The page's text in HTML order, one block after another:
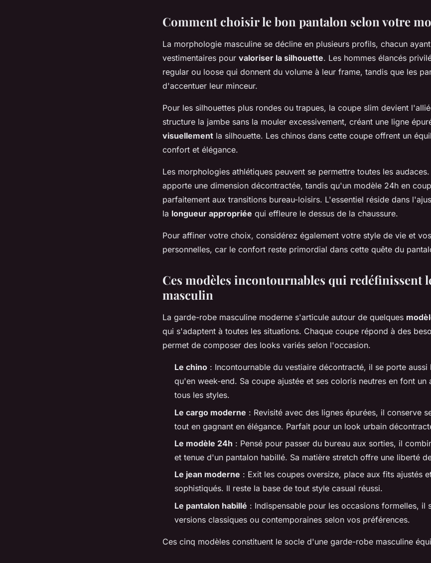
Comment choisir le bon pantalon selon votre
La morphologie masculine se décline en plusieurs profils, chacun
vestimentaires pour valoriser la silhouette. Les hommes élancés
regular ou loose qui donnent du volume à leur frame, tandis que les
d'accentuer leur minceur.
Pour les silhouettes plus rondes ou trapues, la coupe slim devient
structure la jambe sans la mouler excessivement, créant une ligne
visuellement la silhouette. Les chinos dans cette coupe offrent un
confort et élégance.
Les morphologies athlétiques peuvent se permettre toutes les
apporte une dimension décontractée, tandis qu'un modèle 24h en
parfaitement aux transitions bureau-loisirs. L'essentiel réside dans
la longueur appropriée qui effleure le dessus de la chaussure.
Pour affiner votre choix, considérez également votre style de vie et
personnelles, car le confort reste primordial dans cette quête du
Ces modèles incontournables qui redéfinissent
masculin
La garde-robe masculine moderne s'articule autour de quelques
qui s'adaptent à toutes les situations. Chaque coupe répond à des
permet de composer des looks variés selon l'occasion.
Le chino : Incontournable du vestiaire décontracté, il se porte aussi
qu'en week-end. Sa coupe ajustée et ses coloris neutres en font
tous les styles.
Le cargo moderne : Revisité avec des lignes épurées, il conserve
tout en gagnant en élégance. Parfait pour un look urbain
Le modèle 24h : Pensé pour passer du bureau aux sorties, il
et tenue d'un pantalon habillé. Sa matière stretch offre une liberté
Le jean moderne : Exit les coupes oversize, place aux fits ajustés
sophistiqués. Il reste la base de tout style casual réussi.
Le pantalon habillé : Indispensable pour les occasions formelles, il
versions classiques ou contemporaines selon vos préférences.
Ces cinq modèles constituent le socle d'une garde-robe masculine